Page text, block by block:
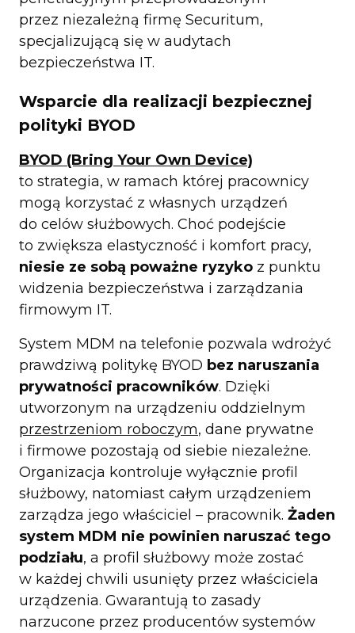
przez niezależną firmę Securitum,
specjalizującą się w audytach
bezpieczeństwa IT.
Wsparcie dla realizacji bezpiecznej
polityki BYOD
BYOD (Bring Your Own Device)
to strategia, w ramach której pracownicy
mogą korzystać z własnych urządzeń
do celów służbowych. Choć podejście
to zwiększa elastyczność i komfort pracy,
niesie ze sobą poważne ryzyko z punktu
widzenia bezpieczeństwa i zarządzania
firmowym IT.
System MDM na telefonie pozwala wdrożyć
prawdziwą politykę BYOD bez naruszania
prywatności pracowników. Dzięki
utworzonym na urządzeniu oddzielnym
przestrzeniom roboczym, dane prywatne
i firmowe pozostają od siebie niezależne.
Organizacja kontroluje wyłącznie profil
służbowy, natomiast całym urządzeniem
zarządza jego właściciel – pracownik. Żaden
system MDM nie powinien naruszać tego
podziału, a profil służbowy może zostać
w każdej chwili usunięty przez właściciela
urządzenia. Gwarantują to zasady
narzucone przez producentów systemów